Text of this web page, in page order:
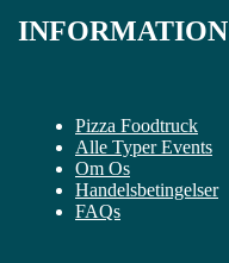
INFORMATION
Pizza Foodtruck
Alle Typer Events
Om Os
Handelsbetingelser
FAQs